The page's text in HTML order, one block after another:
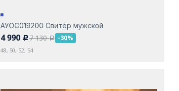
АУОС019200 Свитер мужской
4 990 c7 130a -30%
48, 50, 52, 54